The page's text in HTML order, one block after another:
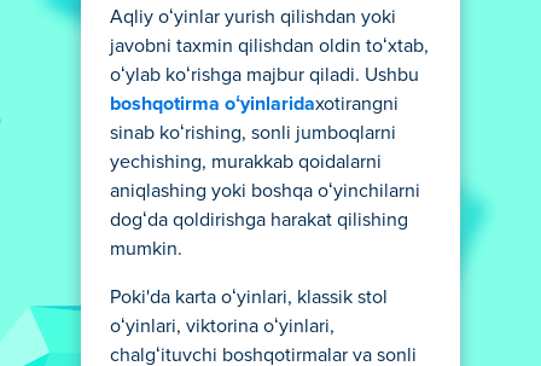
Aqliy oʻyinlar yurish qilishdan yoki
javobni taxmin qilishdan oldin toʻxtab,
oʻylab koʻrishga majbur qiladi. Ushbu
boshqotirma oʻyinlaridaxotirangni
sinab koʻrishing, sonli jumboqlarni
yechishing, murakkab qoidalarni
aniqlashing yoki boshqa oʻyinchilarni
dogʻda qoldirishga harakat qilishing
mumkin.
Poki'da karta oʻyinlari, klassik stol
oʻyinlari, viktorina oʻyinlari,
chalgʻituvchi boshqotirmalar va sonli